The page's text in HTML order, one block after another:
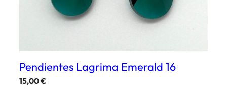
Pendientes Lagrima Emerald 16
15,00€